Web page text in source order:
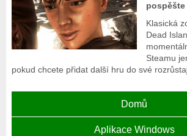
pospěšte
Klasická
Dead
Steamu
pokud chcete přidat další hru do své
Domů
Aplikace Windows